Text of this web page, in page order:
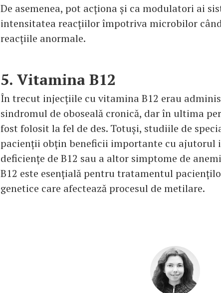
De asemenea, pot acționa și ca modulatori ai
intensitatea reacțiilor împotriva microbilor
reacțiile anormale.
5. Vitamina B12
În trecut injecțiile cu vitamina B12 erau
sindromul de oboseală cronică, dar în ultima
fost folosit la fel de des. Totuși, studiile de
pacienții obțin beneficii importante cu ajutorul
deficiențe de B12 sau a altor simptome de
B12 este esențială pentru tratamentul
genetice care afectează procesul de metilare.